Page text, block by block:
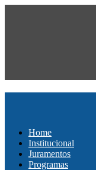
Home
Institucional
Juramentos
Programas